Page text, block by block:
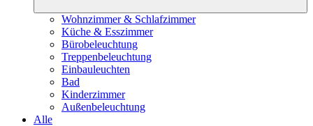
Wohnzimmer & Schlafzimmer
Küche & Esszimmer
Bürobeleuchtung
Treppenbeleuchtung
Einbauleuchten
Bad
Kinderzimmer
Außenbeleuchtung
Alle